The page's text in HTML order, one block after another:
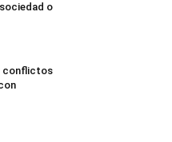
o
conflictos